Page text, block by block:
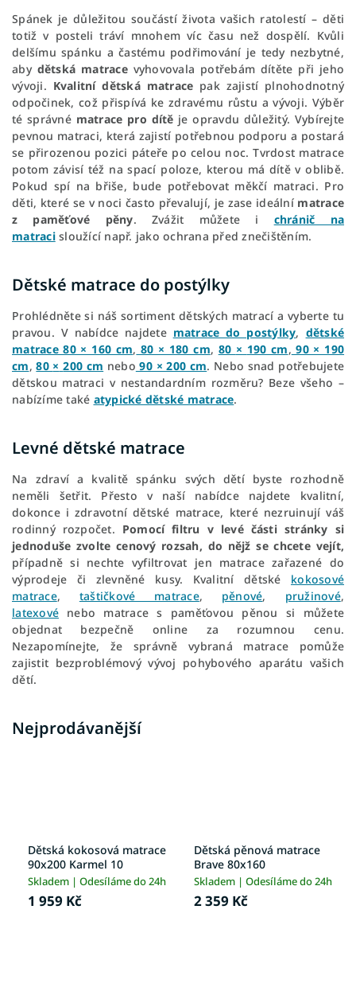
Spánek je důležitou součástí života vašich ratolestí – děti
totiž v posteli tráví mnohem víc času než dospělí. Kvůli
delšímu spánku a častému podřimování je tedy nezbytné,
aby dětská matracevyhovovala potřebám dítěte při jeho
vývoji. Kvalitní dětská matrace pak zajistí plnohodnotný
odpočinek, což přispívá ke zdravému růstu a vývoji. Výběr
té správné matrace pro dítě je opravdu důležitý. Vybírejte
pevnou matraci, která zajistí potřebnou podporu a postará
se přirozenou pozici páteře po celou noc. Tvrdost matrace
potom závisí též na spací poloze, kterou má dítě v oblibě.
Pokud spí na břiše, bude potřebovat měkčí matraci. Pro
děti, které se v noci často převalují, je zase ideální matrace
z paměťové pěny. Zvážit můžete i chránič na
matracisloužící např. jako ochrana před znečištěním.
Dětské matrace do postýlky
Prohlédněte si náš sortiment dětských matrací a vyberte tu
pravou. V nabídce najdete matrace do postýlky, dětské
matrace 80 × 160 cm, 80 × 180 cm, 80 × 190 cm, 90 × 190
cm,80 × 200 cm nebo 90 × 200 cm. Nebo snad potřebujete
dětskou matraci v nestandardním rozměru? Beze všeho –
nabízíme také atypické dětské matrace.
Levné dětské matrace
Na zdraví a kvalitě spánku svých dětí byste rozhodně
neměli šetřit. Přesto v naší nabídce najdete kvalitní,
dokonce i zdravotní dětské matrace, které nezruinují váš
rodinný rozpočet. Pomocí filtru v levé části stránky si
jednoduše zvolte cenový rozsah, do nějž se chcete vejít,
případně si nechte vyfiltrovat jen matrace zařazené do
výprodeje či zlevněné kusy. Kvalitní dětské kokosové
matrace, taštičkové matrace, pěnové, pružinové,
latexové nebo matrace s paměťovou pěnou si můžete
objednat bezpečně online za rozumnou cenu.
Nezapomínejte, že správně vybraná matrace pomůže
zajistit bezproblémový vývoj pohybového aparátu vašich
dětí.
Nejprodávanější
Dětská kokosová matrace
90x200 Karmel 10
Skladem | Odesíláme do 24h
1 959 Kč
Dětská pěnová matrace
Brave 80x160
Skladem | Odesíláme do 24h
2 359 Kč